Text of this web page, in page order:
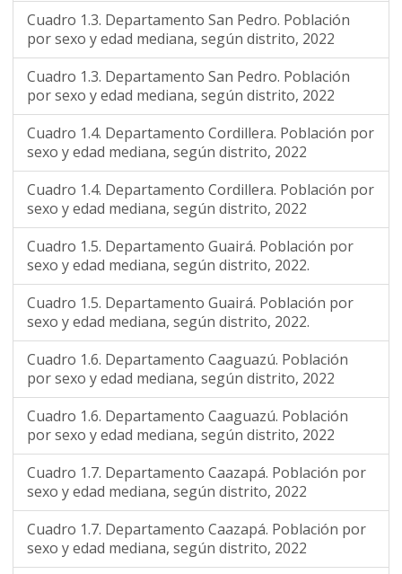
Cuadro 1.3. Departamento San Pedro. Población
por sexo y edad mediana, según distrito, 2022
Cuadro 1.3. Departamento San Pedro. Población
por sexo y edad mediana, según distrito, 2022
Cuadro 1.4. Departamento Cordillera. Población por
sexo y edad mediana, según distrito, 2022
Cuadro 1.4. Departamento Cordillera. Población por
sexo y edad mediana, según distrito, 2022
Cuadro 1.5. Departamento Guairá. Población por
sexo y edad mediana, según distrito, 2022.
Cuadro 1.5. Departamento Guairá. Población por
sexo y edad mediana, según distrito, 2022.
Cuadro 1.6. Departamento Caaguazú. Población
por sexo y edad mediana, según distrito, 2022
Cuadro 1.6. Departamento Caaguazú. Población
por sexo y edad mediana, según distrito, 2022
Cuadro 1.7. Departamento Caazapá. Población por
sexo y edad mediana, según distrito, 2022
Cuadro 1.7. Departamento Caazapá. Población por
sexo y edad mediana, según distrito, 2022